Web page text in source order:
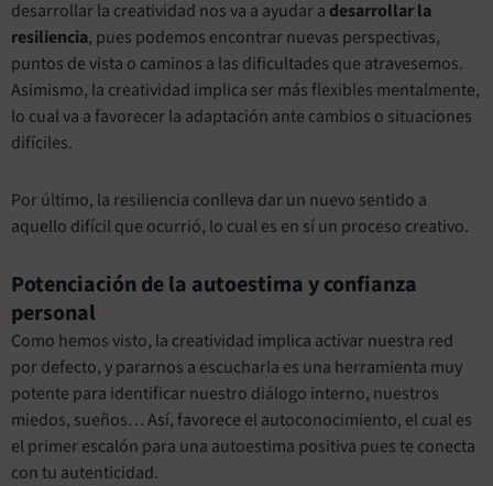
desarrollar la creatividad nos va a ayudar a desarrollar la
resiliencia, pues podemos encontrar nuevas perspectivas,
puntos de vista o caminos a las dificultades que atravesemos.
Asimismo, la creatividad implica ser más flexibles mentalmente,
lo cual va a favorecer la adaptación ante cambios o situaciones
difíciles.
Por último, la resiliencia conlleva dar un nuevo sentido a
aquello difícil que ocurrió, lo cual es en sí un proceso creativo.
Potenciación de la autoestima y confianza
personal
Como hemos visto, la creatividad implica activar nuestra red
por defecto, y pararnos a escucharla es una herramienta muy
potente para identificar nuestro diálogo interno, nuestros
miedos, sueños… Así, favorece el autoconocimiento, el cual es
el primer escalón para una autoestima positiva pues te conecta
con tu autenticidad.